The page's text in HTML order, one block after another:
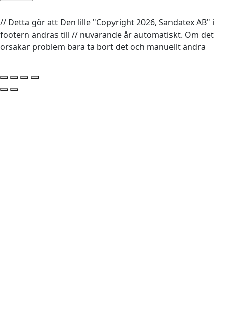
// Detta gör att Den lille "Copyright 2026, Sandatex AB" i
footern ändras till // nuvarande år automatiskt. Om det
orsakar problem bara ta bort det och manuellt ändra